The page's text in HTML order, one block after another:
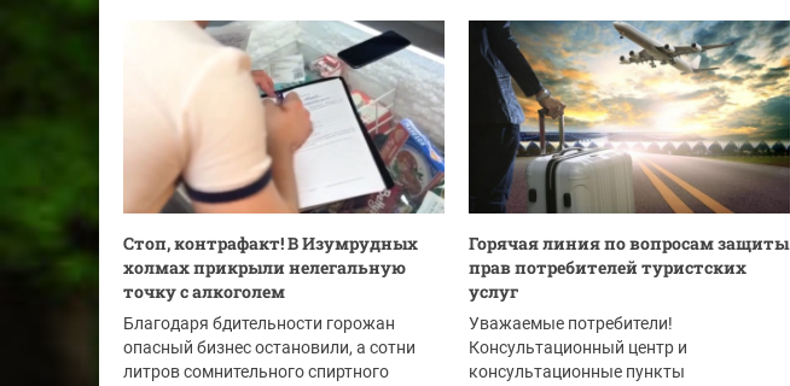
Стоп, контрафакт! В Изумрудных
холмах прикрыли нелегальную
точку с алкоголем
Благодаря бдительности горожан
опасный бизнес остановили, а сотни
литров сомнительного спиртного
Горячая линия по вопросам защиты
прав потребителей туристских
услуг
Уважаемые потребители!
Консультационный центр и
консультационные пункты